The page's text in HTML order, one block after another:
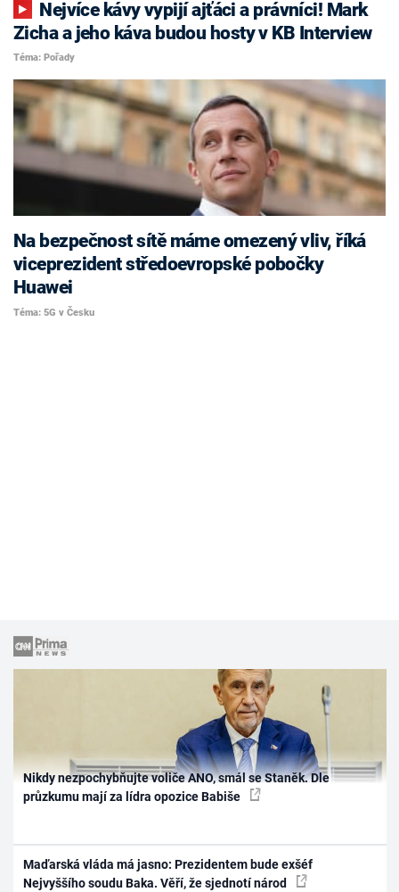
Zicha a jeho káva budou hosty v KB Interview
Téma: Pořady
Na bezpečnost sítě máme omezený vliv, říká
viceprezident středoevropské pobočky
Huawei
Téma: 5G v Česku
Nikdy nezpochybňujte voliče ANO, smál se Staněk. Dle
průzkumu mají za lídra opozice Babiše
Maďarská vláda má jasno: Prezidentem bude exšéf
Nejvyššího soudu Baka. Věří, že sjednotí národ